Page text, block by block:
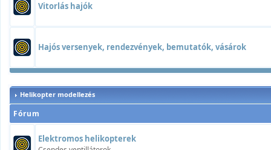
Vitorlás hajók
Hajós versenyek, rendezvények, bemutatók, vásárok
Helikopter modellezés
Fórum
Elektromos helikopterek